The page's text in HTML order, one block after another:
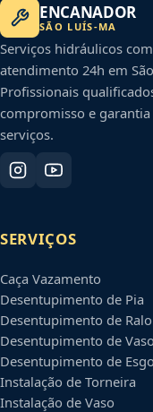
ENCANADOR
SÃO LUÍS-MA
Serviços hidráulicos
atendimento 24h em
Profissionais
compromisso e
serviços.
SERVIÇOS
Caça Vazamento
Desentupimento de Pia
Desentupimento de Ralo
Desentupimento de Vaso
Desentupimento de
Instalação de Torneira
Instalação de Vaso